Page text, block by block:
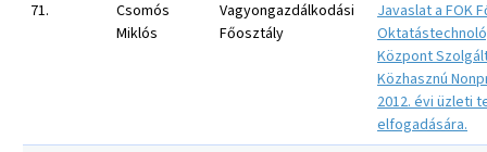
71.
Csomós
Miklós
Vagyongazdálkodási
Főosztály
Javaslat a FOK
Központ
Közhasznú
2012. évi üzleti
elfogadására.